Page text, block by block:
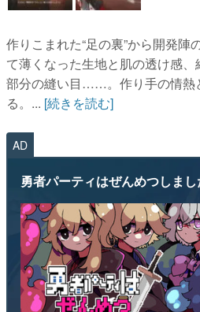
作りこまれた“足の裏”から開発陣
て薄くなった生地と肌の透け感
部分の縫い目……。作り手の情熱
る。... [続きを読む]
AD
勇者パーティはぜんめつしまし